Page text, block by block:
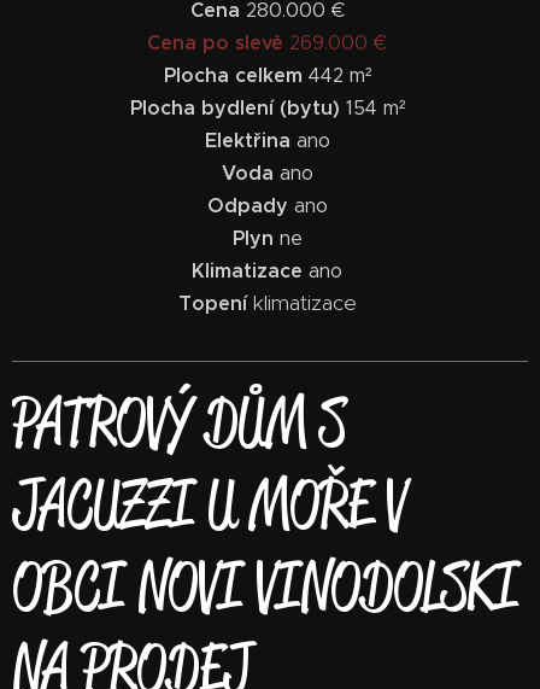
Cena 280.000 €
Cena po slevě 269.000 €
Plocha celkem 442 m²
Plocha bydlení (bytu) 154 m²
Elektřina ano
Voda ano
Odpady ano
Plyn ne
Klimatizace ano
Topeníklimatizace
PATROVÝ DŮM S
JACUZZI U MOŘE V
OBCI NOVI VINODOLSKI
NA PRODEJ